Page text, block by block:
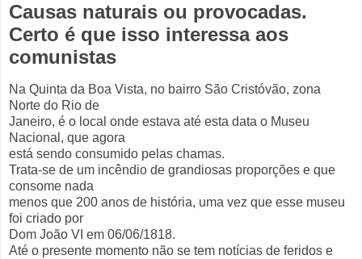
Causas naturais ou provocadas.
Certo é que isso interessa aos
comunistas
Na Quinta da Boa Vista, no bairro São Cristóvão, zona
Norte do Rio de
Janeiro, é o local onde estava até esta data o Museu
Nacional, que agora
está sendo consumido pelas chamas.
Trata-se de um incêndio de grandiosas proporções e que
consome nada
menos que 200 anos de história, uma vez que esse museu
foi criado por
Dom João VI em 06/06/1818.
Até o presente momento não se tem notícias de feridos e